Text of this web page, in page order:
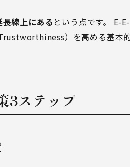
線上にある という点です。 E-
）を高める基本的
3ステップ